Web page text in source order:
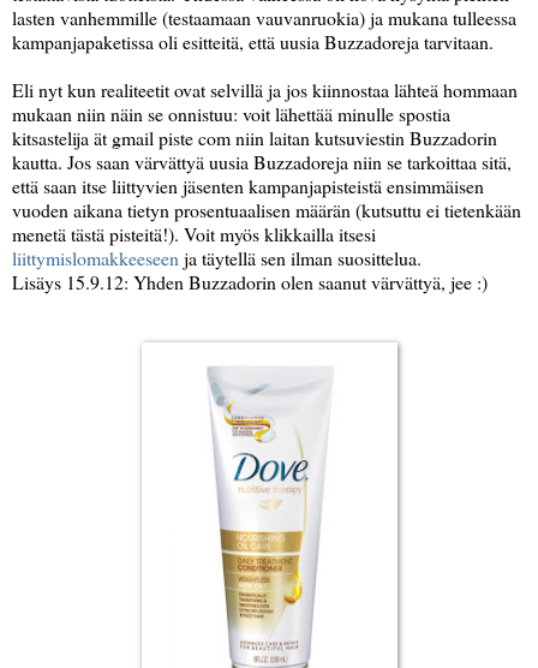
lasten vanhemmille (testaamaan vauvanruokia) ja mukana tulleessa
kampanjapaketissa oli esitteitä, että uusia Buzzadoreja tarvitaan.
Eli nyt kun realiteetit ovat selvillä ja jos kiinnostaa lähteä hommaan
mukaan niin näin se onnistuu: voit lähettää minulle spostia
kitsastelija ät gmail piste com niin laitan kutsuviestin Buzzadorin
kautta. Jos saan värvättyä uusia Buzzadoreja niin se tarkoittaa sitä,
että saan itse liittyvien jäsenten kampanjapisteistä ensimmäisen
vuoden aikana tietyn prosentuaalisen määrän (kutsuttu ei tietenkään
menetä tästä pisteitä!). Voit myös klikkailla itsesi
liittymislomakkeeseen ja täytellä sen ilman suosittelua.
Lisäys 15.9.12: Yhden Buzzadorin olen saanut värvättyä, jee :)